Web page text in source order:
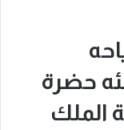
حضرة
الملك